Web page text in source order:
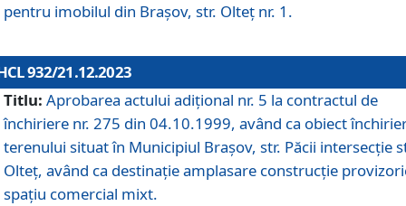
pentru imobilul din Brașov, str. Olteț nr. 1.
932/21.12.2023
Titlu: Aprobarea actului adițional nr. 5 la contractul de
închiriere nr. 275 din 04.10.1999, având ca obiect
terenului situat în Municipiul Brașov, str. Păcii intersecție
Olteț, având ca destinație amplasare construcție
spațiu comercial mixt.